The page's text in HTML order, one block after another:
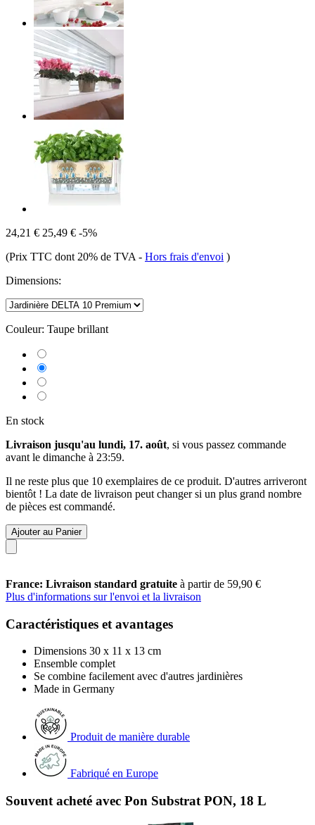
24,21 € 25,49 € -5%
(Prix TTC dont 20% de TVA - Hors frais d'envoi )
Dimensions:
Couleur: Taupe brillant
En stock
Livraison jusqu'au lundi, 17. août, si vous passez commande
avant le dimanche à 23:59.
Il ne reste plus que 10 exemplaires de ce produit. D'autres arriveront
bientôt ! La date de livraison peut changer si un plus grand nombre
de pièces est commandé.
Ajouter au Panier
France: Livraison standard gratuite à partir de 59,90 €
Plus d'informations sur l'envoi et la livraison
Caractéristiques et avantages
Dimensions 30 x 11 x 13 cm
Ensemble complet
Se combine facilement avec d'autres jardinières
Made in Germany
Produit de manière durable
Fabriqué en Europe
Souvent acheté avec Pon Substrat PON, 18 L